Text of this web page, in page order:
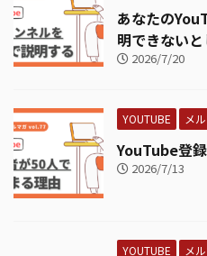
あなたの
明できない
2026/7/20
YOUTUBE メ
YouTube登
2026/7/13
YOUTUBE メ